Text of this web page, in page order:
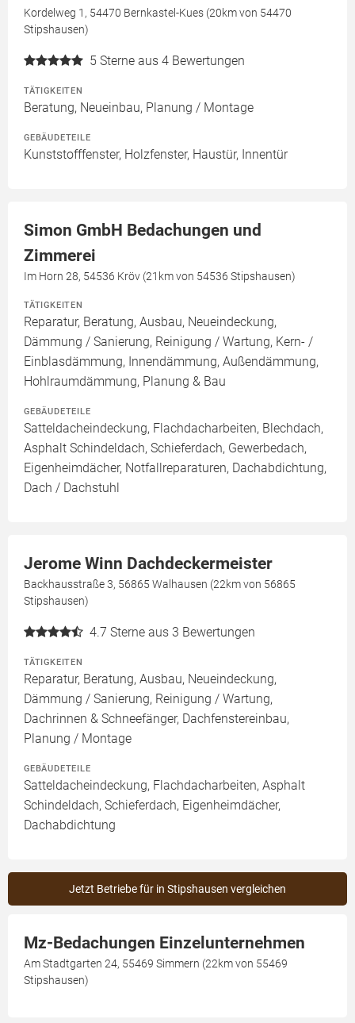
Kordelweg 1, 54470 Bernkastel-Kues (20km von 54470
Stipshausen)
5 Sterne aus 4 Bewertungen
TÄTIGKEITEN
Beratung, Neueinbau, Planung / Montage
GEBÄUDETEILE
Kunststofffenster, Holzfenster, Haustür, Innentür
Simon GmbH Bedachungen und
Zimmerei
Im Horn 28, 54536 Kröv (21km von 54536 Stipshausen)
TÄTIGKEITEN
Reparatur, Beratung, Ausbau, Neueindeckung,
Dämmung / Sanierung, Reinigung / Wartung, Kern- /
Einblasdämmung, Innendämmung, Außendämmung,
Hohlraumdämmung, Planung & Bau
GEBÄUDETEILE
Satteldacheindeckung, Flachdacharbeiten, Blechdach,
Asphalt Schindeldach, Schieferdach, Gewerbedach,
Eigenheimdächer, Notfallreparaturen, Dachabdichtung,
Dach / Dachstuhl
Jerome Winn Dachdeckermeister
Backhausstraße 3, 56865 Walhausen (22km von 56865
Stipshausen)
4.7 Sterne aus 3 Bewertungen
TÄTIGKEITEN
Reparatur, Beratung, Ausbau, Neueindeckung,
Dämmung / Sanierung, Reinigung / Wartung,
Dachrinnen & Schneefänger, Dachfenstereinbau,
Planung / Montage
GEBÄUDETEILE
Satteldacheindeckung, Flachdacharbeiten, Asphalt
Schindeldach, Schieferdach, Eigenheimdächer,
Dachabdichtung
Jetzt Betriebe für in Stipshausen vergleichen
Mz-Bedachungen Einzelunternehmen
Am Stadtgarten 24, 55469 Simmern (22km von 55469
Stipshausen)